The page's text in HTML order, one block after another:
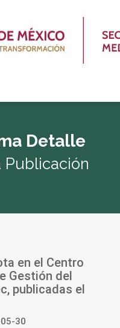
Detalle
Publicación
en el Centro
Gestión del
publicadas el
30